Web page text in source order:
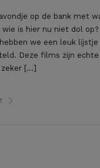
op de bank met
is hier nu niet dol op?
we een leuk lijstje
Deze films zijn
zeker […]